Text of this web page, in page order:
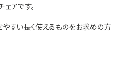
アです。
すい長く使えるものをお求めの方